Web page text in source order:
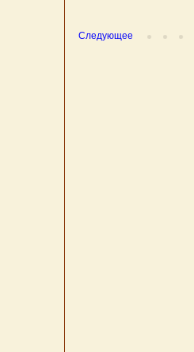
Следующее